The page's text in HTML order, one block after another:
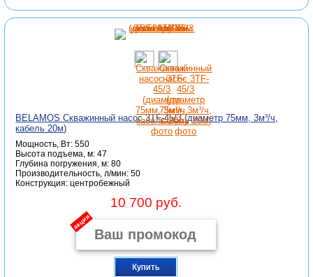
BELAMOS Скважинный насос 3TF-45/3 (диаметр 75мм, 3м³/ч,
кабель 20м)
Мощность, Вт: 550
Высота подъема, м: 47
Глубина погружения, м: 80
Производительность, л/мин: 50
Конструкция: центробежный
10 700 руб.
акция
Купить